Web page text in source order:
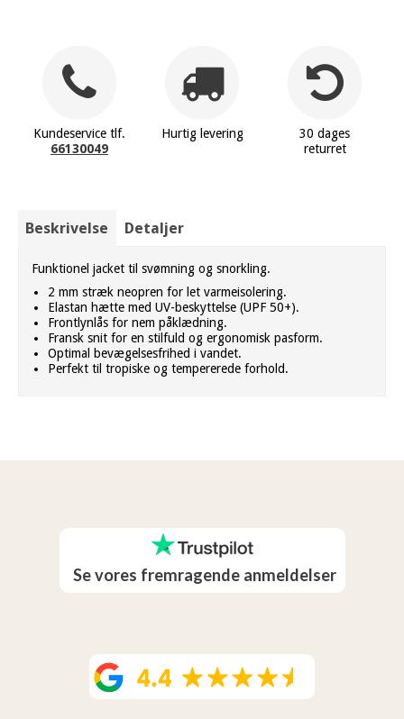
Kundeservice tlf.
66130049
Hurtig levering
30 dages
returret
Beskrivelse Detaljer
Funktionel jacket til svømning og snorkling.
2 mm stræk neopren for let varmeisolering.
Elastan hætte med UV-beskyttelse (UPF 50+).
Frontlynlås for nem påklædning.
Fransk snit for en stilfuld og ergonomisk pasform.
Optimal bevægelsesfrihed i vandet.
Perfekt til tropiske og tempererede forhold.
Se vores fremragende anmeldelser